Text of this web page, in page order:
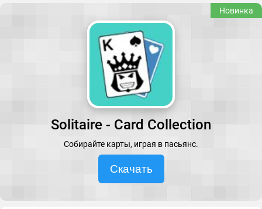
Новинка
Solitaire - Card Collection
Собирайте карты, играя в пасьянс.
Скачать